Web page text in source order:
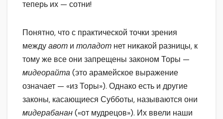
теперь их — сотни!
Понятно, что с практической точки зрения
междуавот и толадот нет никакой разницы, к
тому же все они запрещены законом Торы —
мидеорайта(это арамейское выражение
означает — «из Торы»). Однако есть и другие
законы, касающиеся Субботы, называются они
мидерабанан(«от мудрецов»). Их ввели наши